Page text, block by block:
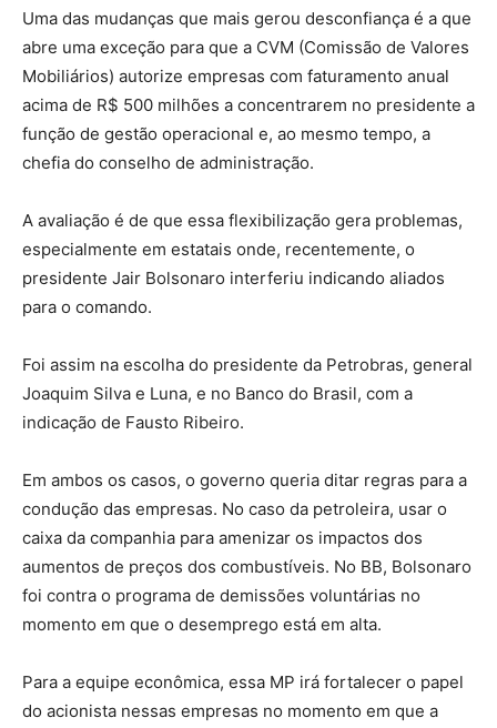
Uma das mudanças que mais gerou desconfiança é a que
abre uma exceção para que a CVM (Comissão de Valores
Mobiliários) autorize empresas com faturamento anual
acima de R$ 500 milhões a concentrarem no presidente a
função de gestão operacional e, ao mesmo tempo, a
chefia do conselho de administração.
A avaliação é de que essa flexibilização gera problemas,
especialmente em estatais onde, recentemente, o
presidente Jair Bolsonaro interferiu indicando aliados
para o comando.
Foi assim na escolha do presidente da Petrobras, general
Joaquim Silva e Luna, e no Banco do Brasil, com a
indicação de Fausto Ribeiro.
Em ambos os casos, o governo queria ditar regras para a
condução das empresas. No caso da petroleira, usar o
caixa da companhia para amenizar os impactos dos
aumentos de preços dos combustíveis. No BB, Bolsonaro
foi contra o programa de demissões voluntárias no
momento em que o desemprego está em alta.
Para a equipe econômica, essa MP irá fortalecer o papel
do acionista nessas empresas no momento em que a